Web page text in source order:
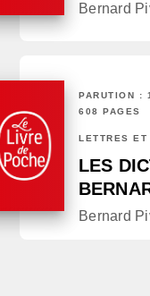
Bernard
PARUTION :
608 PAGES
LETTRES ET
LES
Bernard